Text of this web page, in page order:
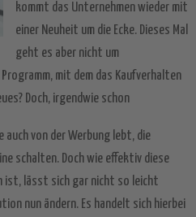
kommt das Unternehmen wieder mit
einer Neuheit um die Ecke. Dieses Mal
geht es aber nicht um
mit dem das Kaufverhalten
Doch, irgendwie schon
auch von der Werbung lebt, die
schalten. Doch wie effektiv diese
ist, lässt sich gar nicht so leicht
nun ändern. Es handelt sich hierbei